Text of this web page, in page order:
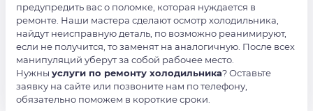
предупредить вас о поломке, которая нуждается в
ремонте. Наши мастера сделают осмотр холодильника,
найдут неисправную деталь, по возможно реанимируют,
если не получится, то заменят на аналогичную. После всех
манипуляций уберут за собой рабочее место.
Нужны услуги по ремонту холодильника? Оставьте
заявку на сайте или позвоните нам по телефону,
обязательно поможем в короткие сроки.